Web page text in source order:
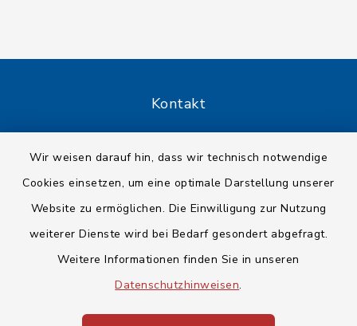
Wir weisen darauf hin, dass wir technisch notwendige
Cookies einsetzen, um eine optimale Darstellung unserer
Website zu ermöglichen. Die Einwilligung zur Nutzung
weiterer Dienste wird bei Bedarf gesondert abgefragt.
Weitere Informationen finden Sie in unseren
Datenschutzhinweisen.
Kontakt
Datenschutz
Impressum
Sitemap
Cookie-Einstellungen